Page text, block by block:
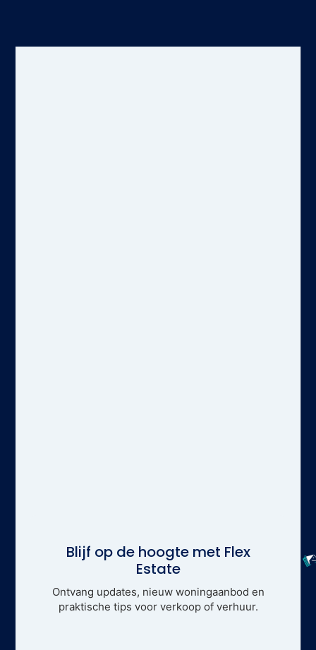
Blijf op de hoogte met Flex
Estate
Ontvang updates, nieuw woningaanbod en
praktische tips voor verkoop of verhuur.